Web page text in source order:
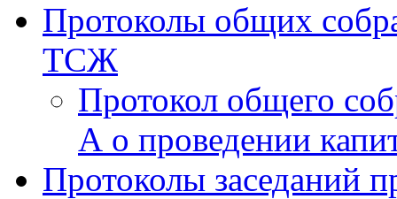
Протоколы общих
ТСЖ
Протокол общего
А о проведении
Протоколы заседаний